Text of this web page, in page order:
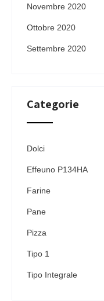
Novembre 2020
Ottobre 2020
Settembre 2020
Categorie
Dolci
Effeuno P134HA
Farine
Pane
Pizza
Tipo 1
Tipo Integrale